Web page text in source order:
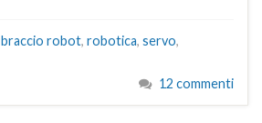
braccio robot, robotica, servo,
12 commenti